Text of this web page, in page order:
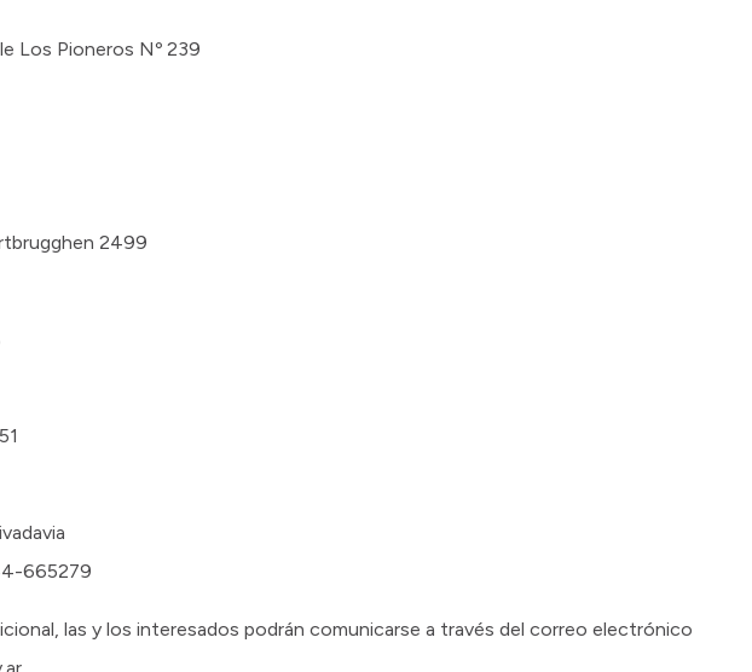
Los Pioneros Nº 239
2499
665279
las y los interesados podrán comunicarse a través del correo electrónico